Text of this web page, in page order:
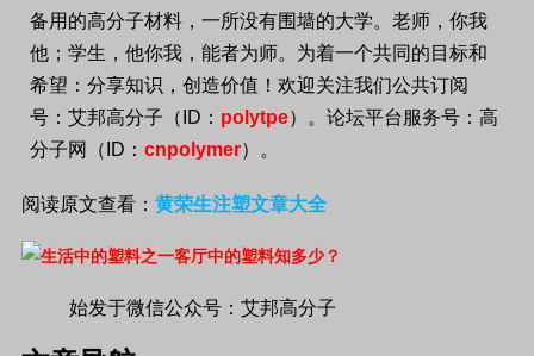
备用的高分子材料，一所没有围墙的大学。老师，你我
他；学生，他你我，能者为师。为着一个共同的目标和
希望：分享知识，创造价值！欢迎关注我们公共订阅
号：艾邦高分子（ ID ： polytpe）。论坛平台服务号：高
分子网（ ID ： cnpolymer）。
阅读原文查看： 黄荣生注塑文章大全
始发于微信公众号：艾邦高分子